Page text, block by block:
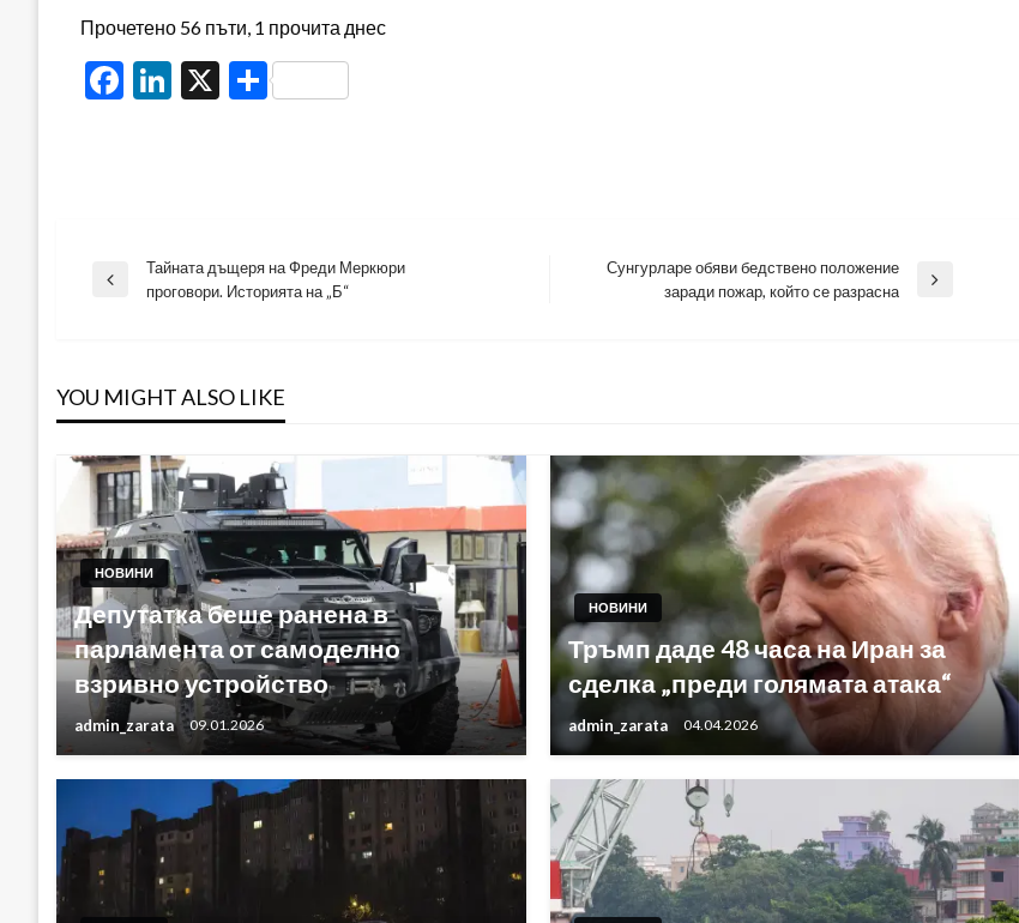
Прочетено 56 пъти, 1 прочита днес
Facebook
LinkedIn
X Share
Навигация
Previous
Тайната дъщеря на Фреди Меркюри
проговори. Историята на „Б“
Сунгурларе обяви бедствено положение
заради пожар, който се разрасна
YOU MIGHT ALSO LIKE
НОВИНИ
Депутатка беше ранена в
парламента от самоделно
взривно устройство
admin_zarata 09.01.2026
НОВИНИ
Тръмп даде 48 часа на Иран за
сделка „преди голямата атака“
admin_zarata 04.04.2026